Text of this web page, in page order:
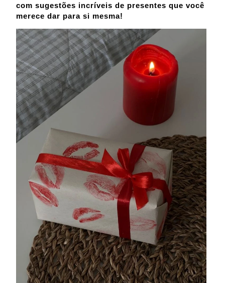
com sugestões incríveis de presentes que você
merece dar para si mesma!